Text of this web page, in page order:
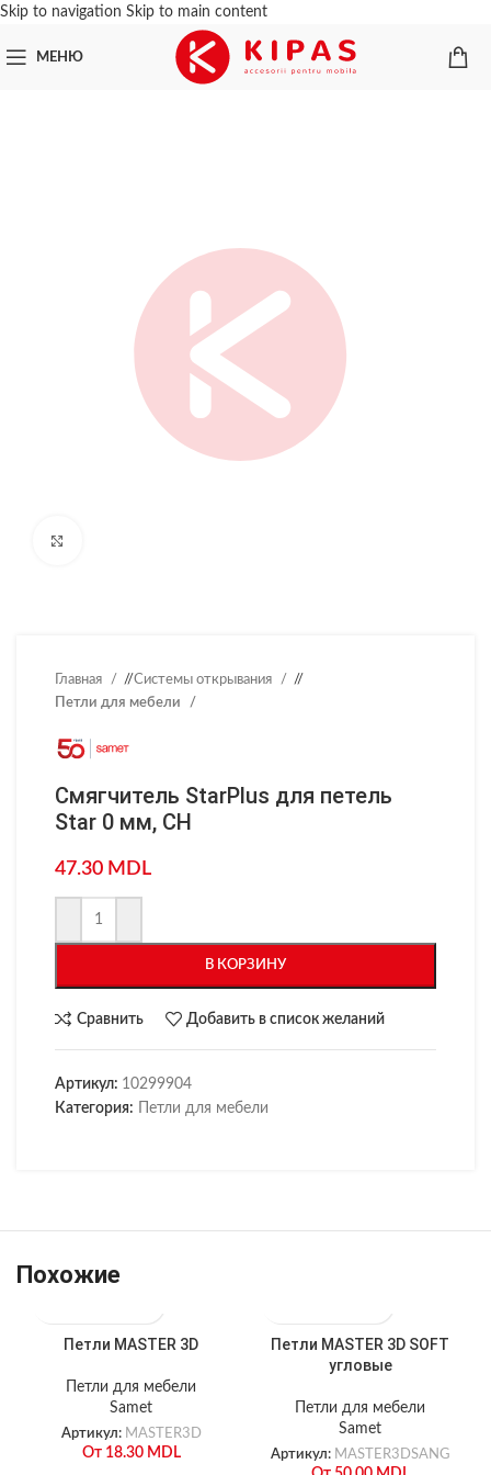
Skip to navigation Skip to main content
МЕНЮ
Главная / Системы открывания
/
Петли для мебели
Смягчитель StarPlus для петель
Star 0 мм, CH
47.30 MDL
В КОРЗИНУ
Сравнить Добавить в список желаний
Артикул: 10299904
Категория:
Петли для мебели
Похожие
Петли MASTER 3D
Петли для мебели
Samet
Артикул: MASTER3D
От 18.30 MDL
Петли MASTER 3D SOFT
угловые
Петли для мебели
Samet
Артикул: MASTER3DSANG